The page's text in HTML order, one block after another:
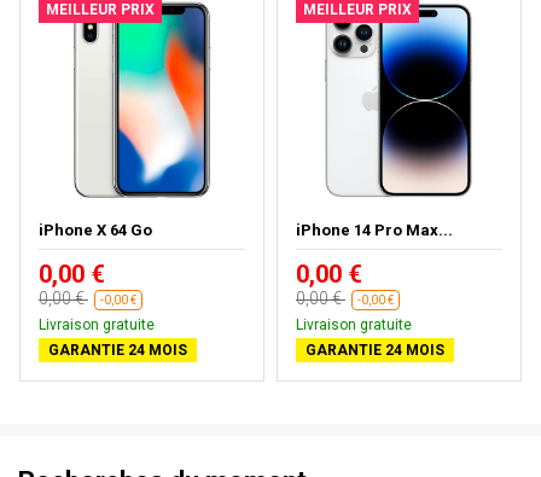
MEILLEUR PRIX
iPhone X 64 Go
0,00 €
0,00 € -0,00 €
Livraison gratuite
GARANTIE 24 MOIS
MEILLEUR PRIX
iPhone 14 Pro Max...
0,00 €
0,00 € -0,00 €
Livraison gratuite
GARANTIE 24 MOIS